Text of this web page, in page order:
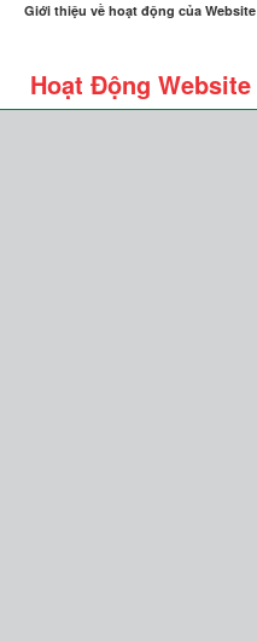
Giới thiệu về hoạt động của Website
Hoạt Động Website